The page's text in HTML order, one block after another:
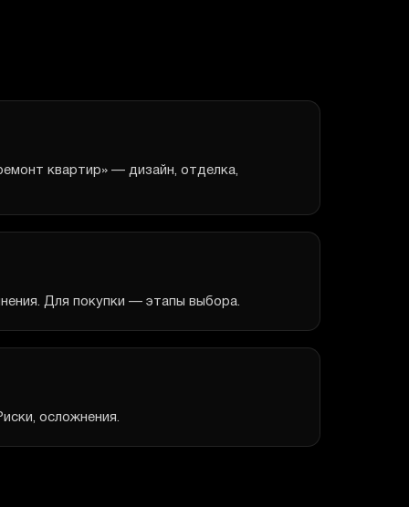
квартир» — дизайн, отделка,
Для покупки — этапы выбора.
осложнения.